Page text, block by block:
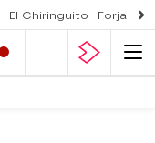
El Chiringuito Forjado